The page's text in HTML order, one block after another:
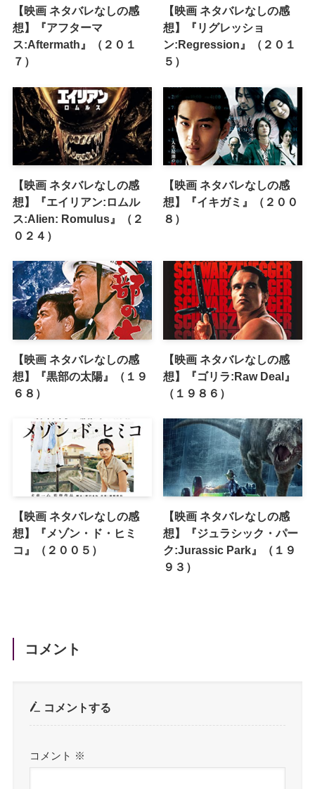
【映画 ネタバレなしの感
想】『アフターマ
ス:Aftermath』（２０１
７）
【映画 ネタバレなしの感
想】『リグレッショ
ン:Regression』（２０１
５）
【映画 ネタバレなしの感
想】『エイリアン:ロムル
ス:Alien: Romulus』（２
０２４）
【映画 ネタバレなしの感
想】『イキガミ』（２００
８）
【映画 ネタバレなしの感
想】『黒部の太陽』（１９
６８）
【映画 ネタバレなしの感
想】『ゴリラ:Raw Deal』
（１９８６）
【映画 ネタバレなしの感
想】『メゾン・ド・ヒミ
コ』（２００５）
【映画 ネタバレなしの感
想】『ジュラシック・パー
ク:Jurassic Park』（１９
９３）
コメント
コメントする
コメント ※